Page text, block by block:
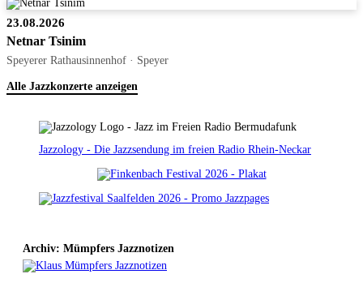
23.08.2026
Netnar Tsinim
Speyerer Rathausinnenhof · Speyer
Alle Jazzkonzerte anzeigen
Jazzology - Die Jazzsendung im freien Radio Rhein-Neckar
Archiv: Mümpfers Jazznotizen